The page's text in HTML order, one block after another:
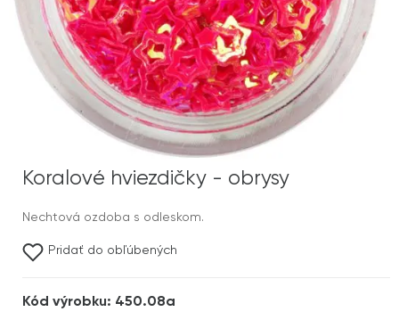
Koralové hviezdičky - obrysy
Nechtová ozdoba s odleskom.
Pridať do obľúbených
Kód výrobku: 450.08a